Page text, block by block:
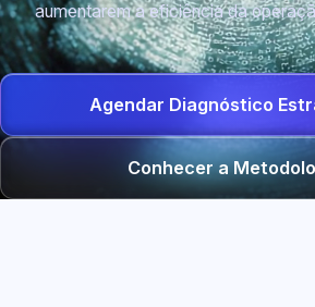
aumentarem a eficiência da
Agendar Diagnóstico
Conhecer a